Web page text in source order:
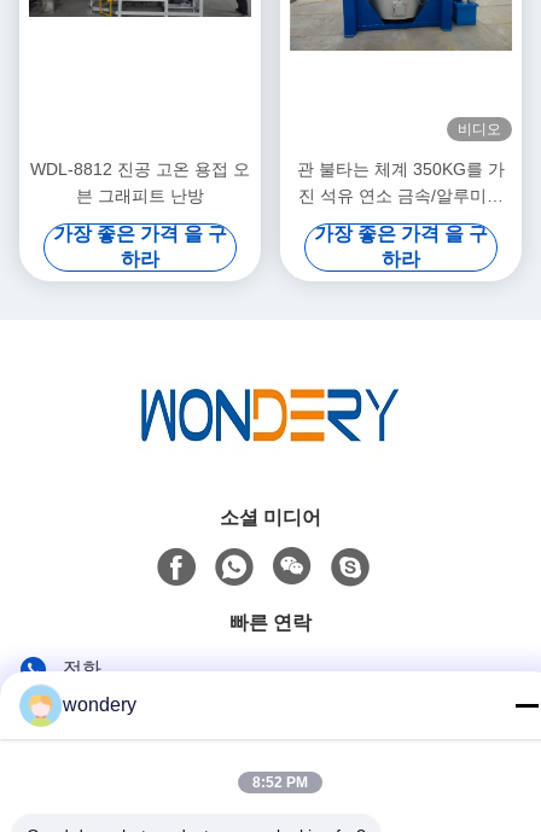
WDL-8812 진공 고온 용접 오
븐 그래피트 난방
가장 좋은 가격 을 구
하라
비디오
관 불타는 체계 350KG를 가
진 석유 연소 금속/알루미늄
녹는 로
가장 좋은 가격 을 구
하라
소셜 미디어
빠른 연락
전화
86-153-0529-9442
wondery
8:52 PM